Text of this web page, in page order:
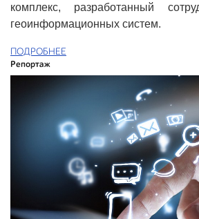
комплекс, разработанный
геоинформационных систем.
ПОДРОБНЕЕ
Репортаж